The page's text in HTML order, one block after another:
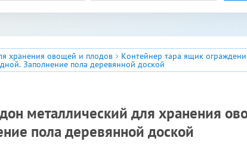
хранения овощей и плодов Контейнер тара ящик
Заполнение пола деревянной доской
металлический для хранения
пола деревянной доской